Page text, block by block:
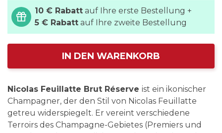
10 € Rabatt auf Ihre erste Bestellung +
5 € Rabatt auf Ihre zweite Bestellung
IN DEN WARENKORB
Nicolas Feuillatte Brut Réserve ist ein ikonischer
Champagner, der den Stil von Nicolas Feuillatte
getreu widerspiegelt. Er vereint verschiedene
Terroirs des Champagne-Gebietes (Premiers und